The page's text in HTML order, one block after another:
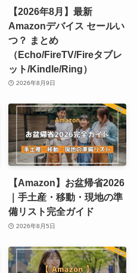
【2026年8月】最新
Amazonデバイス セールい
つ？ まとめ
（Echo/FireTV/Fireタブレ
ット/Kindle/Ring）
2026年8月9日
【Amazon】お盆帰省2026
｜手土産・移動・現地の準
備リスト完全ガイド
2026年8月5日